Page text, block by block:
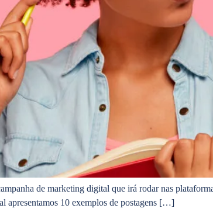
de marketing digital que irá rodar nas
apresentamos 10 exemplos de postagens […]